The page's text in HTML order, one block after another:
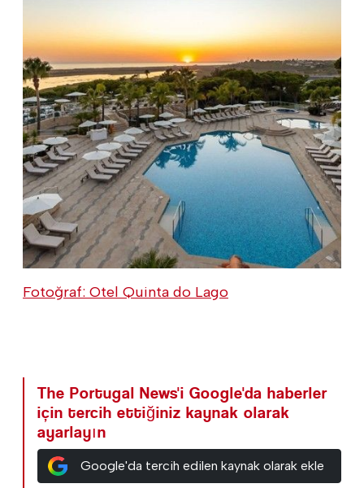
Fotoğraf: Otel Quinta do Lago
The Portugal News'i Google'da haberler
için tercih ettiğiniz kaynak olarak
ayarlayın
Google'da tercih edilen kaynak olarak ekle